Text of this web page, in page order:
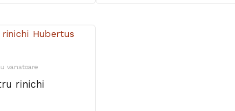
vanatoare
rinichi